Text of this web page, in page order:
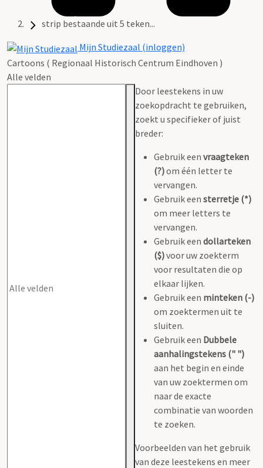
strip bestaande uit 5 teken...
Mijn Studiezaal (inloggen)
Cartoons ( Regionaal Historisch Centrum Eindhoven )
Alle velden
Door leestekens in uw
zoekopdracht te gebruiken,
zoekt u specifieker of juist
breder:
Gebruik een vraagteken
(?)om één letter te
vervangen.
Gebruik een sterretje (*)
om meer letters te
vervangen.
Gebruik een dollarteken
($)voor uw zoekterm
voor resultaten die op
elkaar lijken.
Gebruik een minteken (-)
om zoektermen uit te
sluiten.
Gebruik een Dubbele
aanhalingstekens (" ")
aan het begin en einde
van uw zoektermen om
naar de exacte
combinatie van woorden
te zoeken.
Voorbeelden van het gebruik
van deze leestekens en meer